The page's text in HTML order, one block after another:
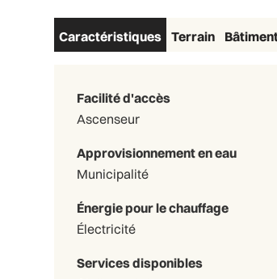
Caractéristiques Terrain
Facilité d'accès
Ascenseur
Approvisionnement en eau
Municipalité
Énergie pour le chauffage
Électricité
Services disponibles